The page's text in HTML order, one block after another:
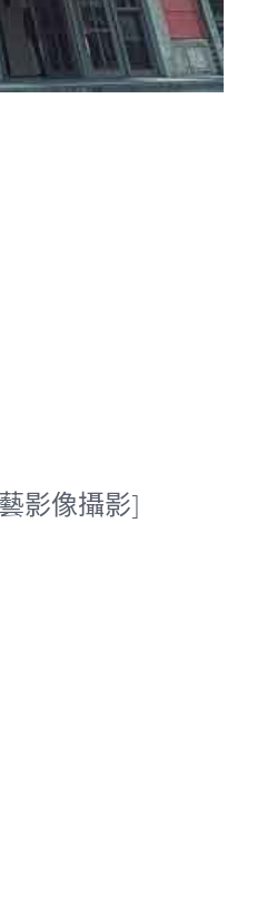
影像攝影]